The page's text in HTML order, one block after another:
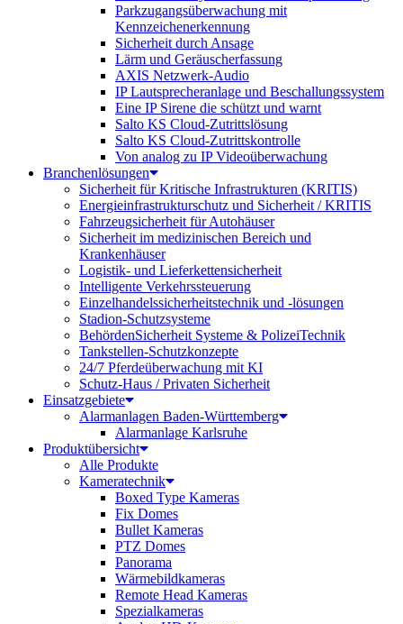
Parkzugangsüberwachung mit
Kennzeichenerkennung
Sicherheit durch Ansage
Lärm und Geräuscherfassung
AXIS Netzwerk-Audio
IP Lautsprecheranlage und Beschallungssystem
Eine IP Sirene die schützt und warnt
Salto KS Cloud-Zutrittslösung
Salto KS Cloud-Zutrittskontrolle
Von analog zu IP Videoüberwachung
Branchenlösungen
Sicherheit für Kritische Infrastrukturen (KRITIS)
Energieinfrastrukturschutz und Sicherheit / KRITIS
Fahrzeugsicherheit für Autohäuser
Sicherheit im medizinischen Bereich und
Krankenhäuser
Logistik- und Lieferkettensicherheit
Intelligente Verkehrssteuerung
Einzelhandelssicherheitstechnik und -lösungen
Stadion-Schutzsysteme
BehördenSicherheit Systeme & PolizeiTechnik
Tankstellen-Schutzkonzepte​
24/7 Pferdeüberwachung mit KI
Schutz-Haus / Privaten Sicherheit
Einsatzgebiete
Alarmanlagen Baden-Württemberg
Alarmanlage Karlsruhe
Produktübersicht
Alle Produkte
Kameratechnik
Boxed Type Kameras
Fix Domes
Bullet Kameras
PTZ Domes
Panorama
Wärmebildkameras
Remote Head Kameras
Spezialkameras